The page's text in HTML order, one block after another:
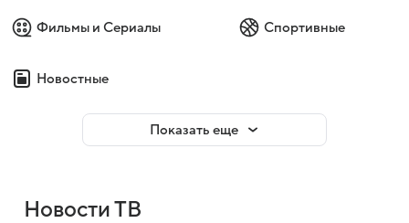
Фильмы и Сериалы Спортивные
Новостные
Показать еще
Новости ТВ